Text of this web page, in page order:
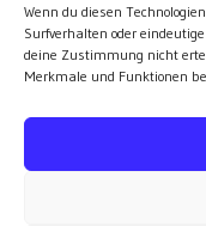
Wenn du diesen
Surfverhalten oder
deine Zustimmung nicht
Merkmale und Funktionen
Pressfreedom